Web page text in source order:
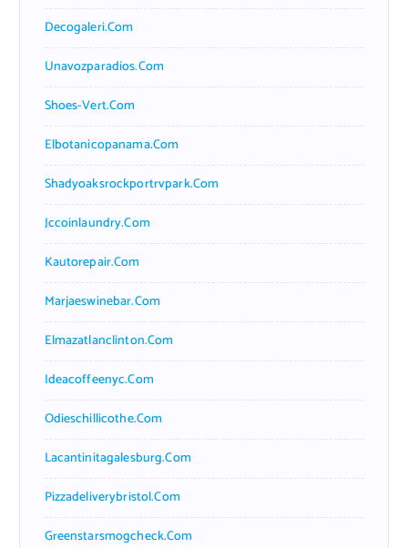
Decogaleri.com
Unavozparadios.com
Shoes-Vert.com
Elbotanicopanama.com
Shadyoaksrockportrvpark.com
Jccoinlaundry.com
Kautorepair.com
Marjaeswinebar.com
Elmazatlanclinton.com
Ideacoffeenyc.com
Odieschillicothe.com
Lacantinitagalesburg.com
Pizzadeliverybristol.com
Greenstarsmogcheck.com